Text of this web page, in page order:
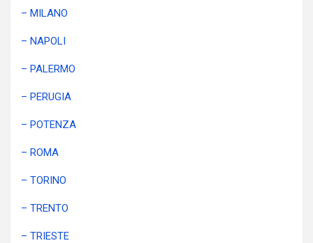
– MILANO
– NAPOLI
– PALERMO
– PERUGIA
– POTENZA
– ROMA
– TORINO
– TRENTO
– TRIESTE